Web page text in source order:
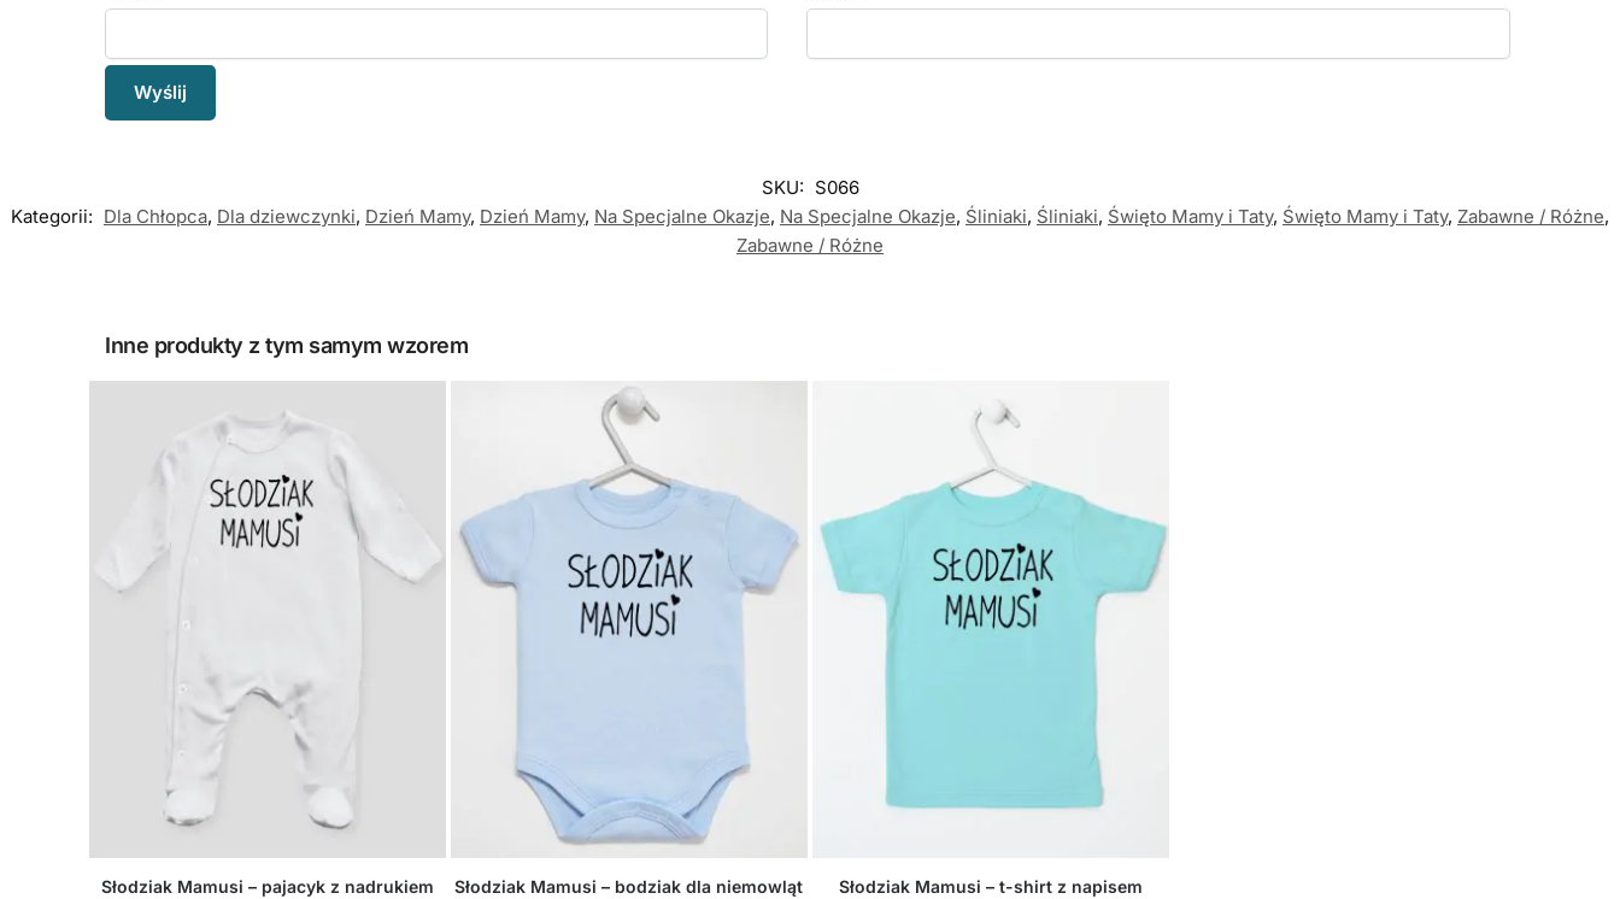
SKU: S066
Kategorii: Dla Chłopca, Dla dziewczynki, Dzień Mamy, Dzień Mamy, Na Specjalne Okazje, Na Specjalne Okazje, Śliniaki, Śliniaki, Święto Mamy i Taty, Święto Mamy i Taty, Zabawne / Różne,
Zabawne / Różne
Inne produkty z tym samym wzorem
Słodziak Mamusi – pajacyk z nadrukiem Słodziak Mamusi – bodziak dla niemowląt Słodziak Mamusi – t-shirt z napisem